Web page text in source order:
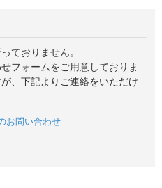
ておりません。
フォームをご用意しておりま
、下記よりご連絡をいただけ
お問い合わせ